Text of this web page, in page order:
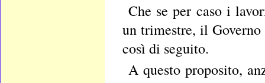
Che se per caso i
un trimestre, il
così di seguito.
A questo proposito,